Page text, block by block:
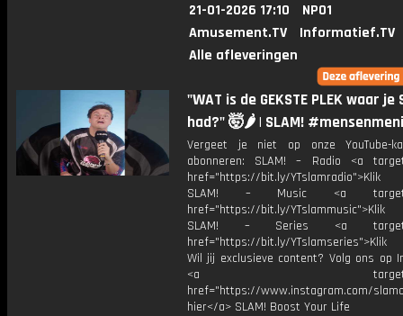
21-01-2026 17:10
NPO1
Amusement.TV
Informatief.TV
Alle afleveringen
"WAT is de GEKSTE PLEK waar je
had?" 🤯🌶️ | SLAM!
Vergeet je niet op onze YouTube-
abonneren: SLAM! – Radio <a
href="https://bit.ly/
SLAM! – Music <a
href="https://bit.ly/
SLAM! – Series <a
href="https://bit.ly/
Wil jij exclusieve content? Volg ons op
<a
href="https://www.instagram.com/
hier</a> SLAM! Boost Your Life